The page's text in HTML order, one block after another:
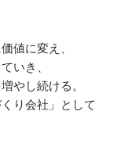
値に変え、
いき、
やし続ける。
り会社」として